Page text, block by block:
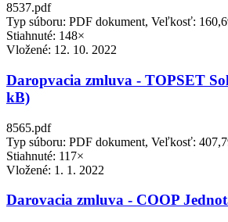
8537.pdf
Typ súboru: PDF dokument, Veľkosť:
Stiahnuté: 148×
Vložené: 12. 10. 2022
Daropvacia zmluva - TOPSET
kB)
8565.pdf
Typ súboru: PDF dokument, Veľkosť:
Stiahnuté: 117×
Vložené: 1. 1. 2022
Darovacia zmluva - COOP